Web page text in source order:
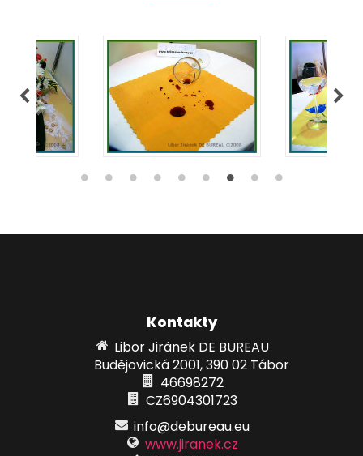
Kontakty
Libor Jiránek DE BUREAU
Budějovická 2001, 390 02 Tábor
46698272
CZ6904301723
info@debureau.eu
www.jiranek.cz